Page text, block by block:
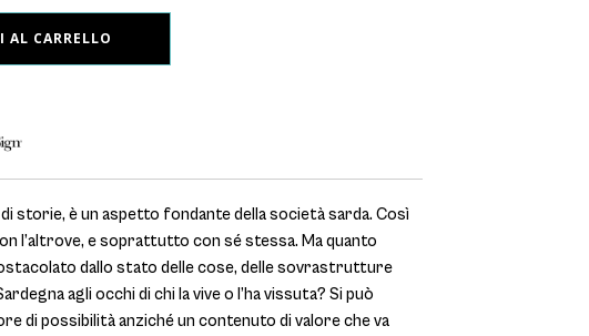
AL CARRELLO
di storie, è un aspetto fondante della società sarda. Così
l’altrove, e soprattutto con sé stessa. Ma quanto
dallo stato delle cose, delle sovrastrutture
agli occhi di chi la vive o l’ha vissuta? Si può
di possibilità anziché un contenuto di valore che va